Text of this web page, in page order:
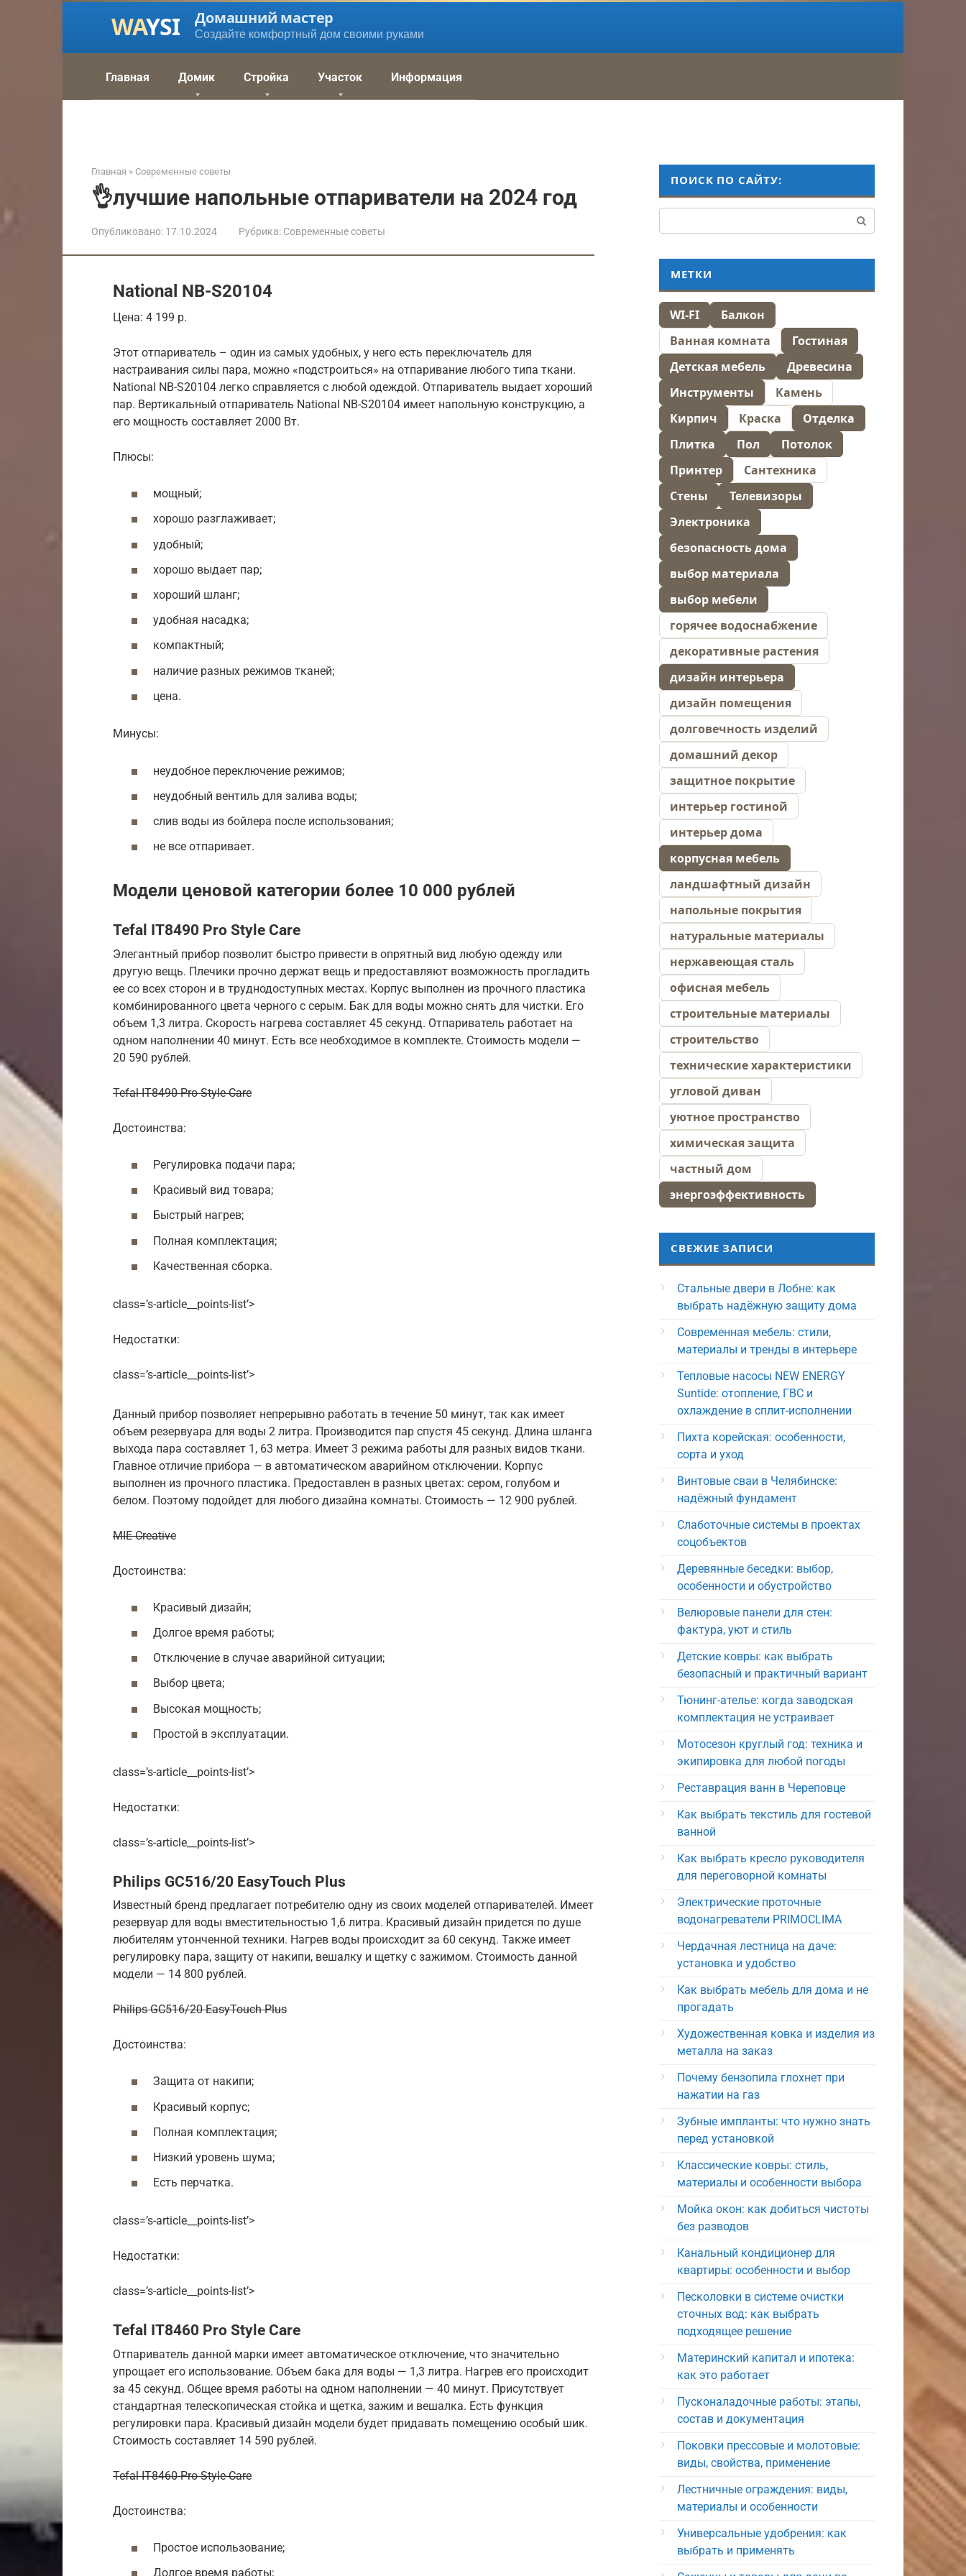
Домашний мастер
Создайте комфортный дом своими руками
Главная Домик Стройка Участок Информация
Главная » Современные советы
👌лучшие напольные отпариватели на 2024 год
Опубликовано: 17.10.2024 Рубрика: Современные советы
National NB-S20104
Цена: 4 199 р.
Этот отпариватель – один из самых удобных, у него есть переключатель для
настраивания силы пара, можно «подстроиться» на отпаривание любого типа ткани.
National NB-S20104 легко справляется с любой одеждой. Отпариватель выдает хороший
пар. Вертикальный отпариватель National NB-S20104 имеет напольную конструкцию, а
его мощность составляет 2000 Вт.
Плюсы:
мощный;
хорошо разглаживает;
удобный;
хорошо выдает пар;
хороший шланг;
удобная насадка;
компактный;
наличие разных режимов тканей;
цена.
Минусы:
неудобное переключение режимов;
неудобный вентиль для залива воды;
слив воды из бойлера после использования;
не все отпаривает.
Модели ценовой категории более 10 000 рублей
Tefal IT8490 Pro Style Care
Элегантный прибор позволит быстро привести в опрятный вид любую одежду или
другую вещь. Плечики прочно держат вещь и предоставляют возможность прогладить
ее со всех сторон и в труднодоступных местах. Корпус выполнен из прочного пластика
комбинированного цвета черного с серым. Бак для воды можно снять для чистки. Его
объем 1,3 литра. Скорость нагрева составляет 45 секунд. Отпариватель работает на
одном наполнении 40 минут. Есть все необходимое в комплекте. Стоимость модели —
20 590 рублей.
Tefal IT8490 Pro Style Care
Достоинства:
Регулировка подачи пара;
Красивый вид товара;
Быстрый нагрев;
Полная комплектация;
Качественная сборка.
class=’s-article__points-list’>
Недостатки:
class=’s-article__points-list’>
Данный прибор позволяет непрерывно работать в течение 50 минут, так как имеет
объем резервуара для воды 2 литра. Производится пар спустя 45 секунд. Длина шланга
выхода пара составляет 1, 63 метра. Имеет 3 режима работы для разных видов ткани.
Главное отличие прибора — в автоматическом аварийном отключении. Корпус
выполнен из прочного пластика. Предоставлен в разных цветах: сером, голубом и
белом. Поэтому подойдет для любого дизайна комнаты. Стоимость — 12 900 рублей.
MIE Creative
Достоинства:
Красивый дизайн;
Долгое время работы;
Отключение в случае аварийной ситуации;
Выбор цвета;
Высокая мощность;
Простой в эксплуатации.
class=’s-article__points-list’>
Недостатки:
class=’s-article__points-list’>
Philips GC516/20 EasyTouch Plus
Известный бренд предлагает потребителю одну из своих моделей отпаривателей. Имеет
резервуар для воды вместительностью 1,6 литра. Красивый дизайн придется по душе
любителям утонченной техники. Нагрев воды происходит за 60 секунд. Также имеет
регулировку пара, защиту от накипи, вешалку и щетку с зажимом. Стоимость данной
модели — 14 800 рублей.
Philips GC516/20 EasyTouch Plus
Достоинства:
Защита от накипи;
Красивый корпус;
Полная комплектация;
Низкий уровень шума;
Есть перчатка.
class=’s-article__points-list’>
Недостатки:
class=’s-article__points-list’>
Tefal IT8460 Pro Style Care
Отпариватель данной марки имеет автоматическое отключение, что значительно
упрощает его использование. Объем бака для воды — 1,3 литра. Нагрев его происходит
за 45 секунд. Общее время работы на одном наполнении — 40 минут. Присутствует
стандартная телескопическая стойка и щетка, зажим и вешалка. Есть функция
регулировки пара. Красивый дизайн модели будет придавать помещению особый шик.
Стоимость составляет 14 590 рублей.
Tefal IT8460 Pro Style Care
Достоинства:
Простое использование;
Долгое время работы;
ПОИСК ПО САЙТУ:
МЕТКИ
WI-FI
Балкон
Ванная комната
Гостиная
Детская мебель
Древесина
Инструменты
Камень
Кирпич
Краска
Отделка
Плитка
Пол
Потолок
Принтер
Сантехника
Стены
Телевизоры
Электроника
безопасность дома
выбор материала
выбор мебели
горячее водоснабжение
декоративные растения
дизайн интерьера
дизайн помещения
долговечность изделий
домашний декор
защитное покрытие
интерьер гостиной
интерьер дома
корпусная мебель
ландшафтный дизайн
напольные покрытия
натуральные материалы
нержавеющая сталь
офисная мебель
строительные материалы
строительство
технические характеристики
угловой диван
уютное пространство
химическая защита
частный дом
энергоэффективность
СВЕЖИЕ ЗАПИСИ
Стальные двери в Лобне: как
выбрать надёжную защиту дома
Современная мебель: стили,
материалы и тренды в интерьере
Тепловые насосы NEW ENERGY
Suntide: отопление, ГВС и
охлаждение в сплит-исполнении
Пихта корейская: особенности,
сорта и уход
Винтовые сваи в Челябинске:
надёжный фундамент
Слаботочные системы в проектах
соцобъектов
Деревянные беседки: выбор,
особенности и обустройство
Велюровые панели для стен:
фактура, уют и стиль
Детские ковры: как выбрать
безопасный и практичный вариант
Тюнинг-ателье: когда заводская
комплектация не устраивает
Мотосезон круглый год: техника и
экипировка для любой погоды
Реставрация ванн в Череповце
Как выбрать текстиль для гостевой
ванной
Как выбрать кресло руководителя
для переговорной комнаты
Электрические проточные
водонагреватели PRIMOCLIMA
Чердачная лестница на даче:
установка и удобство
Как выбрать мебель для дома и не
прогадать
Художественная ковка и изделия из
металла на заказ
Почему бензопила глохнет при
нажатии на газ
Зубные импланты: что нужно знать
перед установкой
Классические ковры: стиль,
материалы и особенности выбора
Мойка окон: как добиться чистоты
без разводов
Канальный кондиционер для
квартиры: особенности и выбор
Песколовки в системе очистки
сточных вод: как выбрать
подходящее решение
Материнский капитал и ипотека:
как это работает
Пусконаладочные работы: этапы,
состав и документация
Поковки прессовые и молотовые:
виды, свойства, применение
Лестничные ограждения: виды,
материалы и особенности
Универсальные удобрения: как
выбрать и применять